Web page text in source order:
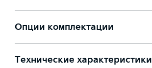
Опции комплектации
Технические характеристики